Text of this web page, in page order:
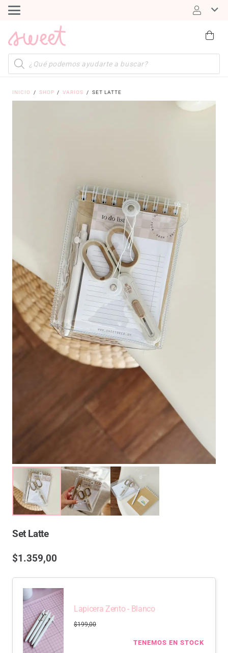
Búsqueda
de
productos
INICIO / SHOP / VARIOS / SET LATTE
Set Latte
$1.359,00
Lapicera Zento - Blanco
$199,00
TENEMOS EN STOCK